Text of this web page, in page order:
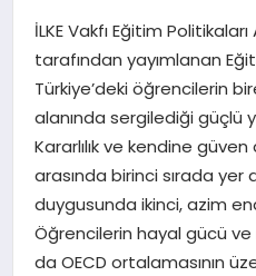
SAĞLIK
SPOR
TEKNOLOJI
YAŞAM
İLKE Vakfı Eğitim
tarafından yayımlanan
Türkiye’deki öğrencilerin
alanında sergilediği güçlü
Kararlılık ve kendine güven
arasında birinci sırada yer
duygusunda ikinci, azim
Öğrencilerin hayal gücü
da OECD ortalamasının